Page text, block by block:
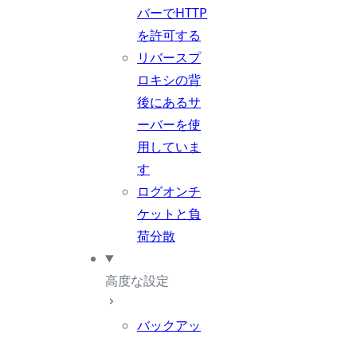
バーでHTTP
を許可する
リバースプ
ロキシの背
後にあるサ
ーバーを使
用していま
す
ログオンチ
ケットと負
荷分散
高度な設定
バックアッ